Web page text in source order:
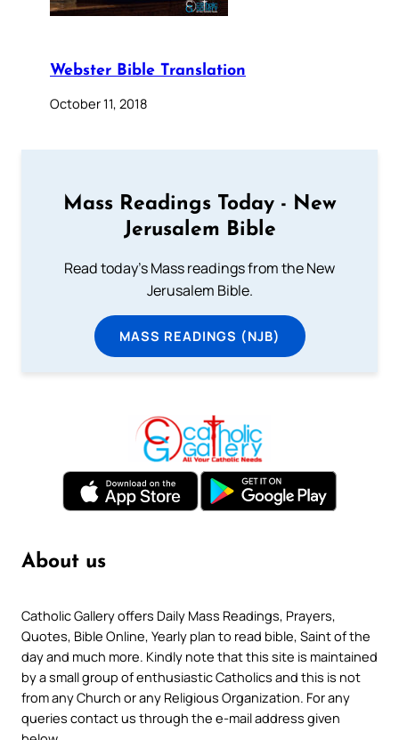
Webster Bible Translation
October 11, 2018
Mass Readings Today - New
Jerusalem Bible
Read today's Mass readings from the New
Jerusalem Bible.
MASS READINGS (NJB)
About us
Catholic Gallery offers Daily Mass Readings, Prayers,
Quotes, Bible Online, Yearly plan to read bible, Saint of the
day and much more. Kindly note that this site is maintained
by a small group of enthusiastic Catholics and this is not
from any Church or any Religious Organization. For any
queries contact us through the e-mail address given